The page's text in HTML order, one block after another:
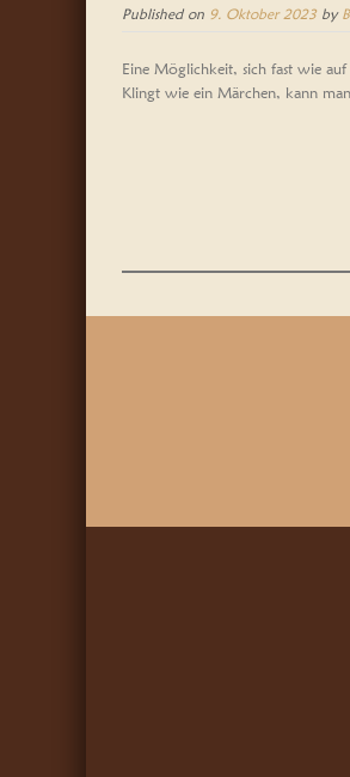
Published on 9. Oktober 2023 by
Eine Möglichkeit, sich fast wie
Klingt wie ein Märchen, kann